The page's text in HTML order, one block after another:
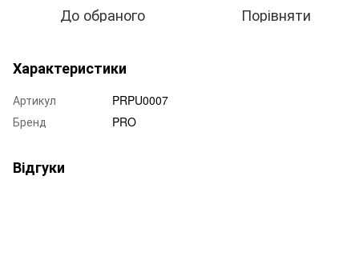
До обраного Порівняти
Характеристики
Артикул
PRPU0007
Бренд
PRO
Відгуки